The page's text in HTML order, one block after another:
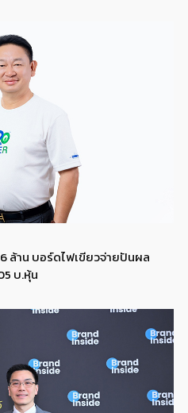
ล้าน บอร์ดไฟเขียวจ่ายปันผล
บ.หุ้น